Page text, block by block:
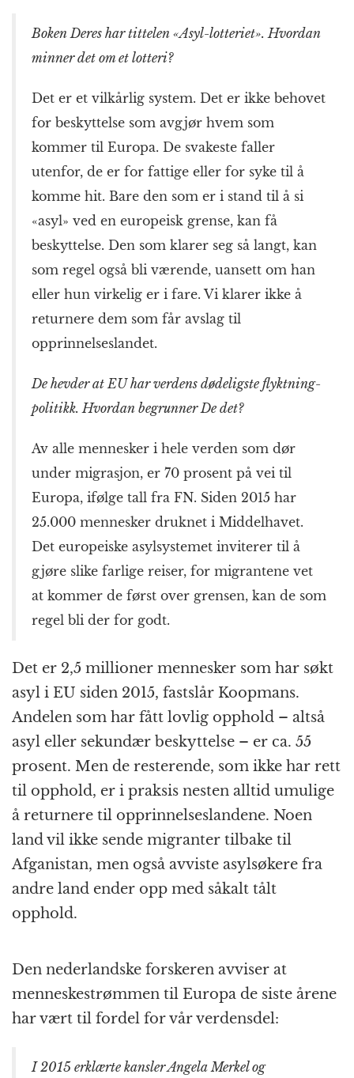
Boken Deres har tittelen «Asyl-lotteriet». Hvordan
minner det om et lotteri?
Det er et vilkårlig system. Det er ikke behovet
for beskyttelse som avgjør hvem som
kommer til Europa. De svakeste faller
utenfor, de er for fattige eller for syke til å
komme hit. Bare den som er i stand til å si
«asyl» ved en europeisk grense, kan få
beskyttelse. Den som klarer seg så langt, kan
som regel også bli værende, uansett om han
eller hun virkelig er i fare. Vi klarer ikke å
returnere dem som får avslag til
opprinnelses­landet.
De hevder at EU har verdens dødeligste flyktning­
politikk. Hvordan begrunner De det?
Av alle mennesker i hele verden som dør
under migrasjon, er 70 prosent på vei til
Europa, ifølge tall fra FN. Siden 2015 har
25.000 mennesker druknet i Middelhavet.
Det europeiske asyl­systemet inviterer til å
gjøre slike farlige reiser, for migrantene vet
at kommer de først over grensen, kan de som
regel bli der for godt.
Det er 2,5 millioner mennesker som har søkt
asyl i EU siden 2015, fastslår Koopmans.
Andelen som har fått lovlig opphold – altså
asyl eller sekundær beskyttelse – er ca. 55
prosent. Men de resterende, som ikke har rett
til opphold, er i praksis nesten alltid umulige
å returnere til opprinnelses­landene. Noen
land vil ikke sende migranter tilbake til
Afganistan, men også avviste asyl­søkere fra
andre land ender opp med såkalt tålt
opphold.
Den nederlandske forskeren avviser at
menneske­strømmen til Europa de siste årene
har vært til fordel for vår verdensdel:
I 2015 erklærte kansler Angela Merkel og